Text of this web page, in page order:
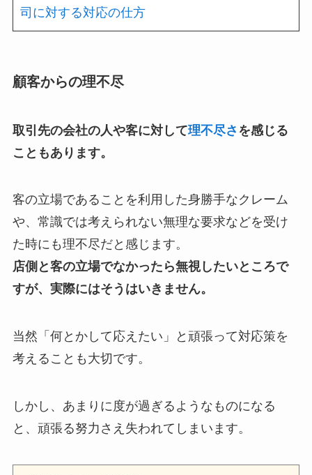
司に対する対応の仕方
顧客からの理不尽
取引先の会社の人や客に対して理不尽さ を感じる
こともあります。
客の立場であることを利用した身勝手なクレーム
や、常識では考えられない無理な要求などを受け
た時にも理不尽だと感じます。
店側と客の立場でなかったら無視したいところで
すが、実際にはそうはいきません。
当然「何とかして応えたい」と頑張って対応策を
考えることも大切です。
しかし、あまりに度が過ぎるようなものになる
と、頑張る努力さえ失われてしまいます。